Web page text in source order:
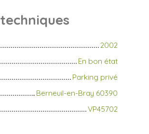
techniques
2002
En bon état
Parking privé
Berneuil-en-Bray 60390
VP45702